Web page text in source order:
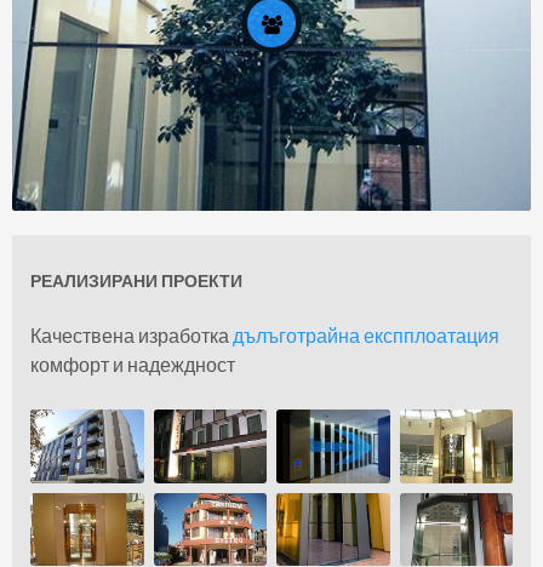
РЕАЛИЗИРАНИ ПРОЕКТИ
Качествена изработкадълъготрайна експплоатация
комфорт и надеждност